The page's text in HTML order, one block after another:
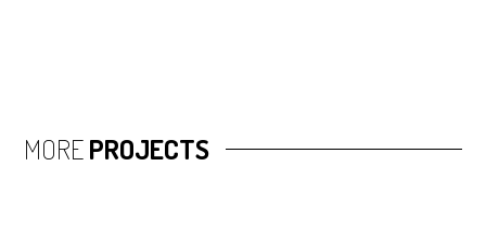
MOREPROJECTS